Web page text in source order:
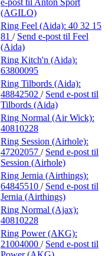
(AGILO)
Ring Feel (Aida): 40 32 15
81 / Send e-post til Feel
(Aida)
Ring Kitch'n (Aida):
63800095
Ring Tilbords (Aida):
48842502 / Send e-post til
Tilbords (Aida)
Ring Normal (Air Wick):
40810228
Ring Session (Airhole):
47202057 / Send e-post til
Session (Airhole)
Ring Jernia (Airthings):
64845510 / Send e-post til
Jernia (Airthings)
Ring Normal (Ajax):
40810228
Ring Power (AKG):
21004000 / Send e-post til